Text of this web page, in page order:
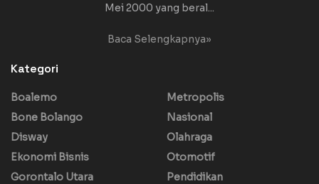
Mei 2000 yang beral...
Baca Selengkapnya»
Kategori
Boalemo
Bone Bolango
Disway
Ekonomi Bisnis
Gorontalo Utara
Metropolis
Nasional
Olahraga
Otomotif
Pendidikan